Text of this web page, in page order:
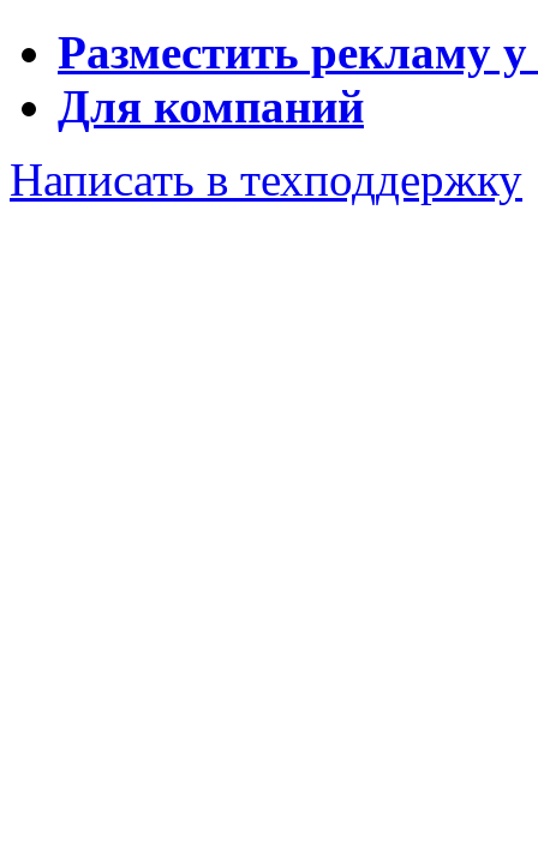
Разместить рекламу у
Для компаний
Написать в техподдержку